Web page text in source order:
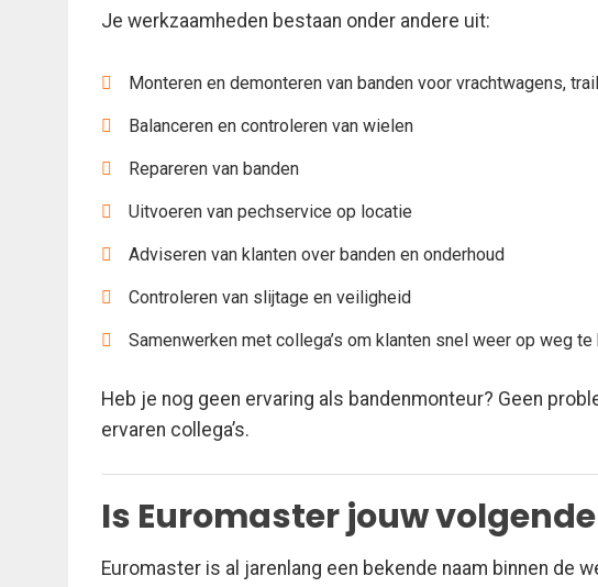
Je werkzaamheden bestaan onder andere uit:
Monteren en demonteren van banden voor vrachtwagens,
Balanceren en controleren van wielen
Repareren van banden
Uitvoeren van pechservice op locatie
Adviseren van klanten over banden en onderhoud
Controleren van slijtage en veiligheid
Samenwerken met collega’s om klanten snel weer op weg te
Heb je nog geen ervaring als bandenmonteur? Geen
ervaren collega’s.
Is Euromaster jouw
Euromaster is al jarenlang een bekende naam binnen de